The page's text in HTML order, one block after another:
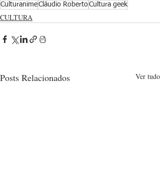
CulturanimeCláudio RobertoCultura geek
CULTURA
Posts Relacionados Ver tudo